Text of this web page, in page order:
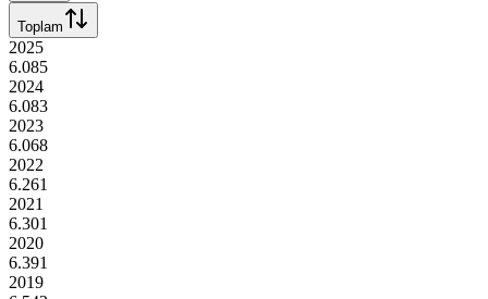
Toplam
2025
6.085
2024
6.083
2023
6.068
2022
6.261
2021
6.301
2020
6.391
2019